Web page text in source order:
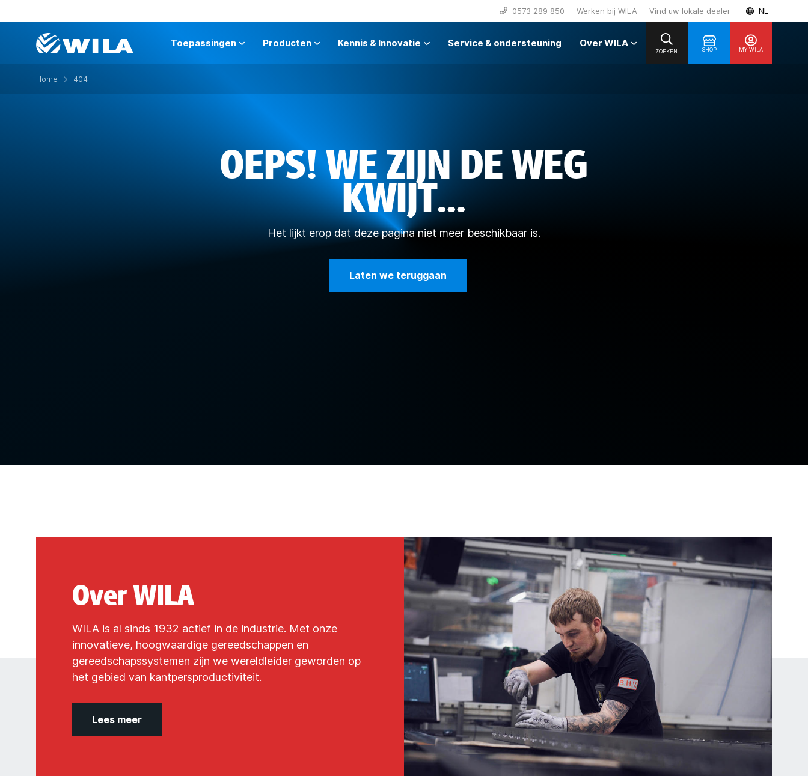
0573 289 850 Werken bij WILA Vind uw lokale dealer NL
Toepassingen Producten Kennis & Innovatie Service & ondersteuning Over WILA
SHOP MY WILA
ZOEKEN
Home 404
OEPS! WE ZIJN DE WEG
KWIJT...
Het lijkt erop dat deze pagina niet meer beschikbaar is.
Laten we teruggaan
Over WILA
WILA is al sinds 1932 actief in de industrie. Met onze
innovatieve, hoogwaardige gereedschappen en
gereedschapssystemen zijn we wereldleider geworden op
het gebied van kantpersproductiviteit.
Lees meer